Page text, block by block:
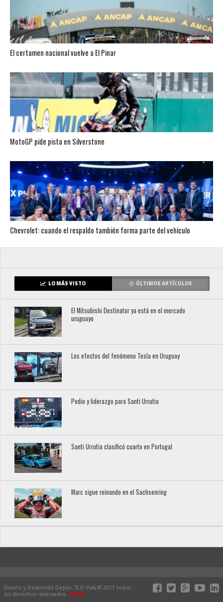
El certamen nacional vuelve a El Pinar
MotoGP pide pista en Silverstone
Chevrolet: cuando el respaldo también forma parte del vehículo
LO MÁS VISTO ÚLTIMOS ARTÍCULOS
El Mitsubishi Destinator ya está en el mercado
uruguayo
Los efectos del fenómeno Tesla en Uruguay
Podio y liderazgo para Santi Urrutia
Santi Urrutia clasificó cuarto en Portugal
Marc sigue reinando en el Sachsenring
Diseño y Desarrollo Depto. TI El País © 2017 todos
los derechos reservados. ELPAIS